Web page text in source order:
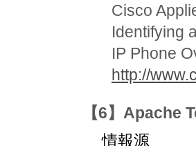
Cisco
Identifying
IP Phone
http://
【6】Apache
情報源